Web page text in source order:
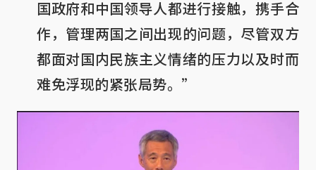
国政府和中国领导人都进行接触，携手合
作，管理两国之间出现的问题，尽管双方
都面对国内民族主义情绪的压力以及时而
难免浮现的紧张局势。”